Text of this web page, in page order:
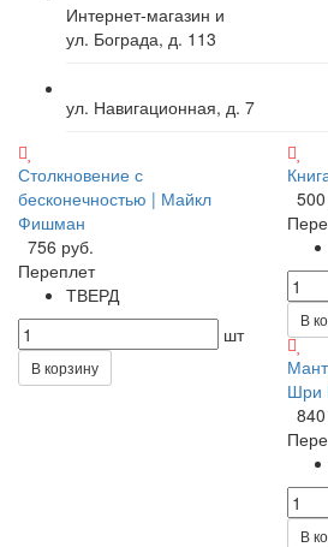
Интернет-магазин и
ул. Бограда, д. 113
ул. Навигационная, д. 7
Столкновение с
бесконечностью | Майкл
Фишман
756 руб.
Переплет
ТВЕРД
шт
В корзину
В
Шри
В